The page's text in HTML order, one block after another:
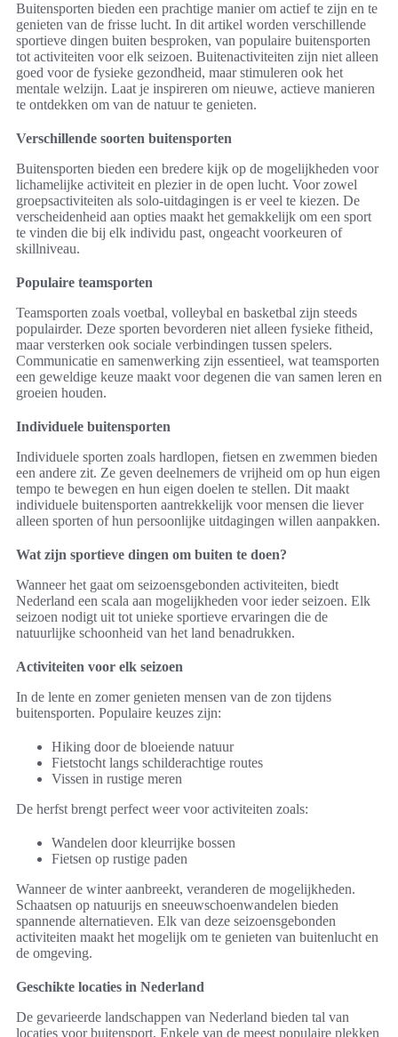
Buitensporten bieden een prachtige manier om actief te zijn en te
genieten van de frisse lucht. In dit artikel worden verschillende
sportieve dingen buiten besproken, van populaire buitensporten
tot activiteiten voor elk seizoen. Buitenactiviteiten zijn niet alleen
goed voor de fysieke gezondheid, maar stimuleren ook het
mentale welzijn. Laat je inspireren om nieuwe, actieve manieren
te ontdekken om van de natuur te genieten.
Verschillende soorten buitensporten
Buitensporten bieden een bredere kijk op de mogelijkheden voor
lichamelijke activiteit en plezier in de open lucht. Voor zowel
groepsactiviteiten als solo-uitdagingen is er veel te kiezen. De
verscheidenheid aan opties maakt het gemakkelijk om een sport
te vinden die bij elk individu past, ongeacht voorkeuren of
skillniveau.
Populaire teamsporten
Teamsporten zoals voetbal, volleybal en basketbal zijn steeds
populairder. Deze sporten bevorderen niet alleen fysieke fitheid,
maar versterken ook sociale verbindingen tussen spelers.
Communicatie en samenwerking zijn essentieel, wat teamsporten
een geweldige keuze maakt voor degenen die van samen leren en
groeien houden.
Individuele buitensporten
Individuele sporten zoals hardlopen, fietsen en zwemmen bieden
een andere zit. Ze geven deelnemers de vrijheid om op hun eigen
tempo te bewegen en hun eigen doelen te stellen. Dit maakt
individuele buitensporten aantrekkelijk voor mensen die liever
alleen sporten of hun persoonlijke uitdagingen willen aanpakken.
Wat zijn sportieve dingen om buiten te doen?
Wanneer het gaat om seizoensgebonden activiteiten, biedt
Nederland een scala aan mogelijkheden voor ieder seizoen. Elk
seizoen nodigt uit tot unieke sportieve ervaringen die de
natuurlijke schoonheid van het land benadrukken.
Activiteiten voor elk seizoen
In de lente en zomer genieten mensen van de zon tijdens
buitensporten. Populaire keuzes zijn:
Hiking door de bloeiende natuur
Fietstocht langs schilderachtige routes
Vissen in rustige meren
De herfst brengt perfect weer voor activiteiten zoals:
Wandelen door kleurrijke bossen
Fietsen op rustige paden
Wanneer de winter aanbreekt, veranderen de mogelijkheden.
Schaatsen op natuurijs en sneeuwschoenwandelen bieden
spannende alternatieven. Elk van deze seizoensgebonden
activiteiten maakt het mogelijk om te genieten van buitenlucht en
de omgeving.
Geschikte locaties in Nederland
De gevarieerde landschappen van Nederland bieden tal van
locaties voor buitensport. Enkele van de meest populaire plekken